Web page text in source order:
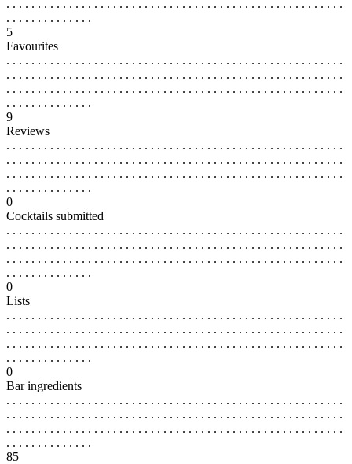
. . . . . . . . . . . . . . . . . . . . . . . . . . . . . . . . . . . . . . . . . . . . . . . . . . . . . .
. . . . . . . . . . . . . .
5
Favourites
. . . . . . . . . . . . . . . . . . . . . . . . . . . . . . . . . . . . . . . . . . . . . . . . . . . . . .
. . . . . . . . . . . . . . . . . . . . . . . . . . . . . . . . . . . . . . . . . . . . . . . . . . . . . .
. . . . . . . . . . . . . . . . . . . . . . . . . . . . . . . . . . . . . . . . . . . . . . . . . . . . . .
. . . . . . . . . . . . . .
9
Reviews
. . . . . . . . . . . . . . . . . . . . . . . . . . . . . . . . . . . . . . . . . . . . . . . . . . . . . .
. . . . . . . . . . . . . . . . . . . . . . . . . . . . . . . . . . . . . . . . . . . . . . . . . . . . . .
. . . . . . . . . . . . . . . . . . . . . . . . . . . . . . . . . . . . . . . . . . . . . . . . . . . . . .
. . . . . . . . . . . . . .
0
Cocktails submitted
. . . . . . . . . . . . . . . . . . . . . . . . . . . . . . . . . . . . . . . . . . . . . . . . . . . . . .
. . . . . . . . . . . . . . . . . . . . . . . . . . . . . . . . . . . . . . . . . . . . . . . . . . . . . .
. . . . . . . . . . . . . . . . . . . . . . . . . . . . . . . . . . . . . . . . . . . . . . . . . . . . . .
. . . . . . . . . . . . . .
0
Lists
. . . . . . . . . . . . . . . . . . . . . . . . . . . . . . . . . . . . . . . . . . . . . . . . . . . . . .
. . . . . . . . . . . . . . . . . . . . . . . . . . . . . . . . . . . . . . . . . . . . . . . . . . . . . .
. . . . . . . . . . . . . . . . . . . . . . . . . . . . . . . . . . . . . . . . . . . . . . . . . . . . . .
. . . . . . . . . . . . . .
0
Bar ingredients
. . . . . . . . . . . . . . . . . . . . . . . . . . . . . . . . . . . . . . . . . . . . . . . . . . . . . .
. . . . . . . . . . . . . . . . . . . . . . . . . . . . . . . . . . . . . . . . . . . . . . . . . . . . . .
. . . . . . . . . . . . . . . . . . . . . . . . . . . . . . . . . . . . . . . . . . . . . . . . . . . . . .
. . . . . . . . . . . . . .
85